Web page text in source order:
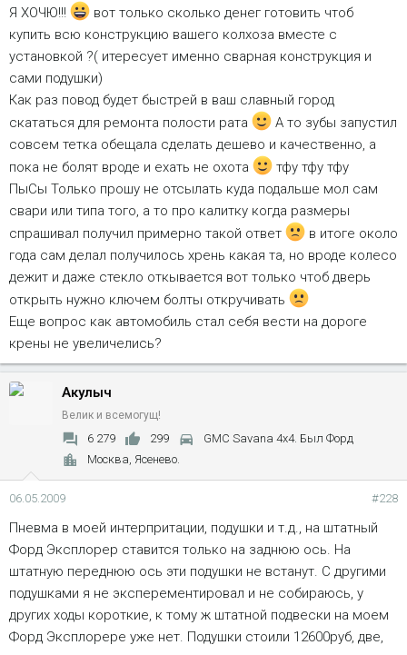
Я ХОЧЮ!!!
вот только сколько денег готовить чтоб
купить всю конструкцию вашего колхоза вместе с
установкой ?( итересует именно сварная конструкция и
сами подушки)
Как раз повод будет быстрей в ваш славный город
скататься для ремонта полости рата
А то зубы запустил
совсем тетка обещала сделать дешево и качественно, а
пока не болят вроде и ехать не охота
тфу тфу тфу
ПыСы Только прошу не отсылать куда подальше мол сам
свари или типа того, а то про калитку когда размеры
спрашивал получил примерно такой ответ
в итоге около
года сам делал получилось хрень какая та, но вроде колесо
дежит и даже стекло откывается вот только чтоб дверь
открыть нужно ключем болты откручивать
Еще вопрос как автомобиль стал себя вести на дороге
крены не увеличелись?
Акулыч
Велик и всемогущ!
6 279 299
GMC Savana 4x4. Был Форд
Москва, Ясенево.
06.05.2009 #228
Пневма в моей интерпритации, подушки и т.д., на штатный
Форд Эксплорер ставится только на заднюю ось. На
штатную переднюю ось эти подушки не встанут. С другими
подушками я не эксперементировал и не собираюсь, у
других ходы короткие, к тому ж штатной подвески на моем
Форд Эксплорере уже нет. Подушки стоили 12600руб, две,